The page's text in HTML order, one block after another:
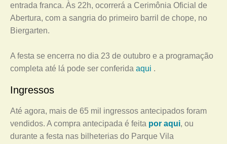
entrada franca. Às 22h, ocorrerá a Cerimônia Oficial de
Abertura, com a sangria do primeiro barril de chope, no
Biergarten.
A festa se encerra no dia 23 de outubro e a programação
completa até lá pode ser conferida aqui .
Ingressos
Até agora, mais de 65 mil ingressos antecipados foram
vendidos. A compra antecipada é feita por aqui, ou
durante a festa nas bilheterias do Parque Vila